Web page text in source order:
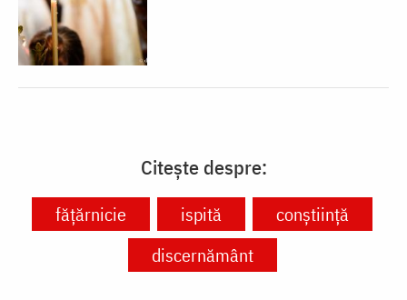
Citește despre:
fățărnicie ispită
conștiință
discernământ